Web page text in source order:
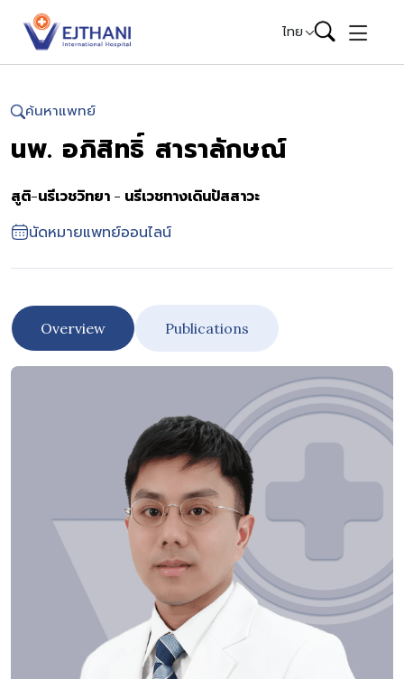
Skip to content
ไทย
ค้นหาแพทย์
นพ. อภิสิทธิ์ สาราลักษณ์
สูติ-นรีเวชวิทยา - นรีเวชทางเดินปัสสาวะ
นัดหมายแพทย์ออนไลน์
Overview Publications